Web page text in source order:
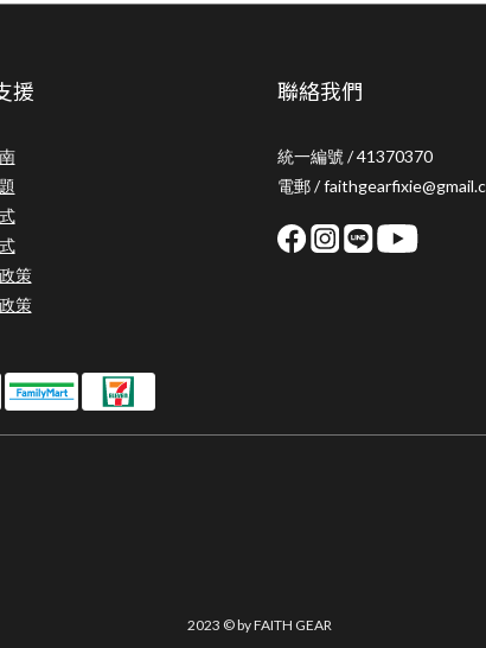
援
策
策
聯絡我們
統一編號 / 41370370
電郵 /
2023 © by FAITH GEAR